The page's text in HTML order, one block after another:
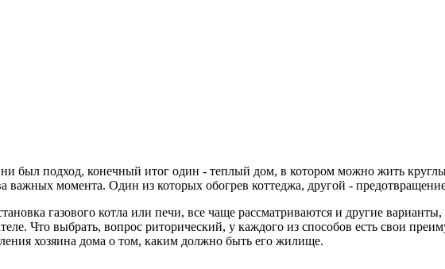
был подход, конечный итог один - теплый дом, в котором можно жить
момента. Один из которых обогрев коттеджа, другой - предотвращение
газового котла или печи, все чаще рассматриваются и другие варианты,
Что выбрать, вопрос риторический, у каждого из способов есть свои
хозяина дома о том, каким должно быть его жилище.